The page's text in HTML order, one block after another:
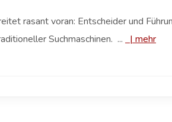
rasant voran: Entscheider und
Suchmaschinen. ... |mehr